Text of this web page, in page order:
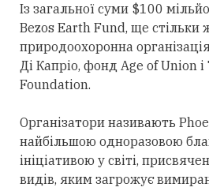
Із загальної суми $100
Bezos Earth Fund, ще стільки
природоохоронна
Ді Капріо, фонд Age of Union
Foundation.
Організатори називають
найбільшою одноразовою
ініціативою у світі,
видів, яким загрожує